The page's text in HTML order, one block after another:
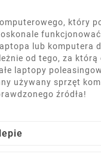
który
lub komputera
od tego, za
laptopy
używany sprzęt
źródła!